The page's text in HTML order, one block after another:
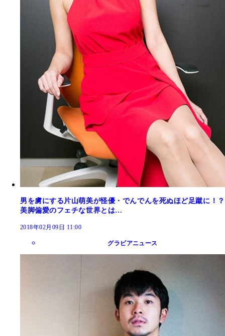
男を虜にする片山萌美が怪優・でんでんを死ぬほど足蹴に！？
美脚偏愛のフェチな世界とは…
2018年02月09日 11:00
グラビアニュース